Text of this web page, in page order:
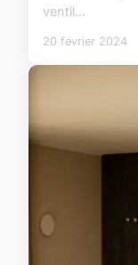
ventil...
20 février 2024